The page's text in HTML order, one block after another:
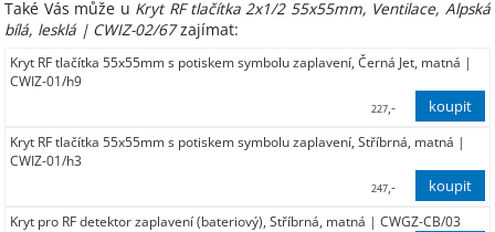
Také Vás může u Kryt RF tlačítka 2x1/2 55x55mm, Ventilace, Alpská
bílá, lesklá | CWIZ-02/67zajímat:
Kryt RF tlačítka 55x55mm s potiskem symbolu zaplavení, Černá Jet, matná |
CWIZ-01/h9
227,-
188,00
Kryt RF tlačítka 55x55mm s potiskem symbolu zaplavení, Stříbrná, matná |
CWIZ-01/h3
247,-
204,00
Kryt pro RF detektor zaplavení (bateriový), Stříbrná, matná | CWGZ-CB/03